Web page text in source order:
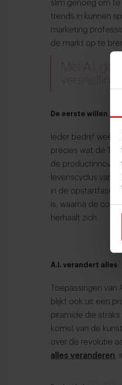
slim genoeg om
trends in kunnen
marketing
de markt op te
Met A.I.
De eerste willen zijn
Ieder bedrijf weet
precies wat de
de
levenscyclus van
in de opstartfase
is, waarna de
herhaalt zich...
A.I. verandert alles
Toepassingen van
blijkt ook uit een
piramide die
komst van de
over de revolutie
alles veranderen